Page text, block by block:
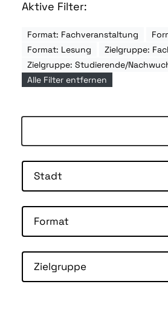
Aktive Filter:
Format: Fachveranstaltung
Format: Lesung
Zielgruppe:
Zielgruppe: Studierende/
Alle Filter entfernen
Stadt
Format
Zielgruppe